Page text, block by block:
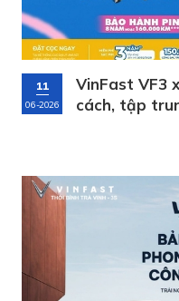
11
06-2026
VinFast VF3
cách, tập